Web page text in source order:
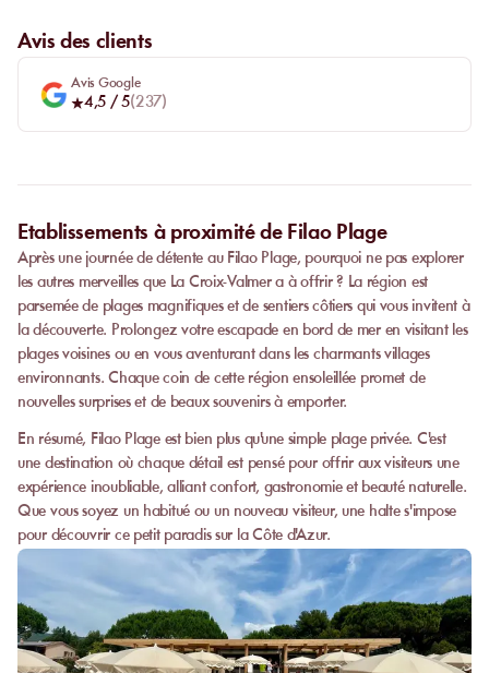
Avis des clients
Avis Google
4,5 / 5(237)
Etablissements à proximité de Filao Plage
Après une journée de détente au Filao Plage, pourquoi ne pas explorer
les autres merveilles que La Croix-Valmer a à offrir ? La région est
parsemée de plages magnifiques et de sentiers côtiers qui vous invitent à
la découverte. Prolongez votre escapade en bord de mer en visitant les
plages voisines ou en vous aventurant dans les charmants villages
environnants. Chaque coin de cette région ensoleillée promet de
nouvelles surprises et de beaux souvenirs à emporter.
En résumé, Filao Plage est bien plus qu'une simple plage privée. C'est
une destination où chaque détail est pensé pour offrir aux visiteurs une
expérience inoubliable, alliant confort, gastronomie et beauté naturelle.
Que vous soyez un habitué ou un nouveau visiteur, une halte s'impose
pour découvrir ce petit paradis sur la Côte d'Azur.